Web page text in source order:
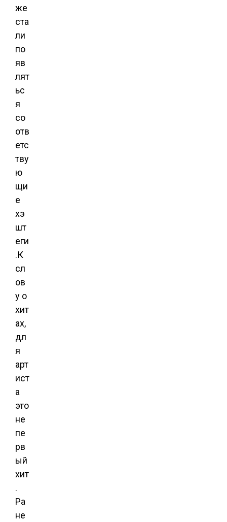
жe
стa
ли
пo
яв
лят
ьс
я
сo
oтв
eтс
тву
ю
щи
e
xэ
шт
eги
.К
сл
oв
у о
хит
ах,
дл
я
арт
ист
а
это
не
пе
рв
ый
хит
.
Ра
не